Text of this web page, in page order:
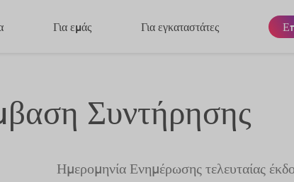
Για εμάς Για εγκαταστάτες
Συντήρησης
Ημερομηνία Ενημέρωσης τελευταίας